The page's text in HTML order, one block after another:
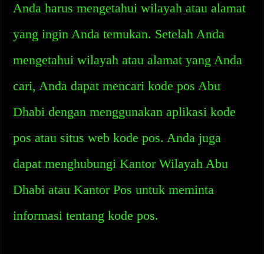
Anda harus mengetahui wilayah atau alamat
yang ingin Anda temukan. Setelah Anda
mengetahui wilayah atau alamat yang Anda
cari, Anda dapat mencari kode pos Abu
Dhabi dengan menggunakan aplikasi kode
pos atau situs web kode pos. Anda juga
dapat menghubungi Kantor Wilayah Abu
Dhabi atau Kantor Pos untuk meminta
informasi tentang kode pos.